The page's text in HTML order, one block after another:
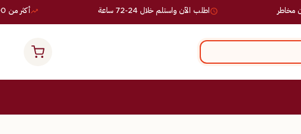
أكثر من 10,000 طلب ناجح اطلب الآن واستلم خلال 24-72 ساعة